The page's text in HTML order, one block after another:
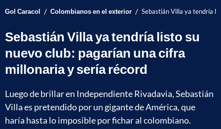
Gol Caracol / Colombianos en el exterior / Sebastián Villa ya tendría
Sebastián Villa ya tendría listo su
nuevo club: pagarían una cifra
millonaria y sería récord
Luego de brillar en Independiente Rivadavia, Sebastián
Villa es pretendido por un gigante de América, que
haría hasta lo imposible por fichar al colombiano.